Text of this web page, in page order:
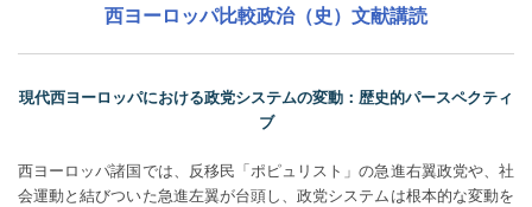
西ヨーロッパ比較政治（史）文献講読
現代西ヨーロッパにおける政党システムの変動：歴史的パースペクティ
ブ
西ヨーロッパ諸国では、反移民「ポピュリスト」の急進右翼政党や、社
会運動と結びついた急進左翼が台頭し、政党システムは根本的な変動を